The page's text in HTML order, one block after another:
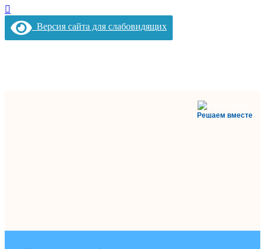
Версия сайта для слабовидящих
Решаем вместе